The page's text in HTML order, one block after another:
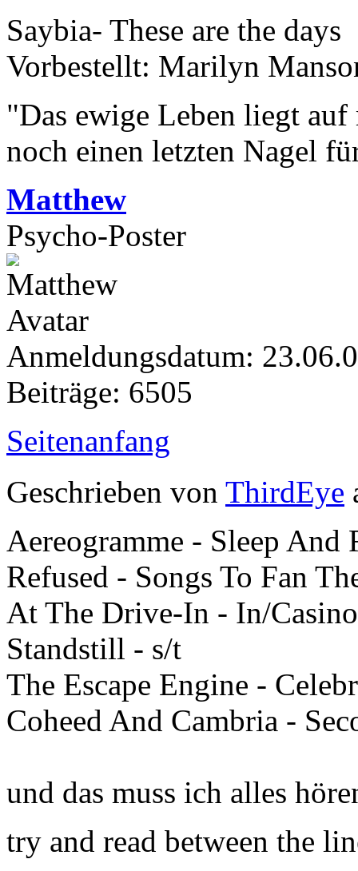
Saybia- These are the days
Vorbestellt: Marilyn
"Das ewige Leben liegt
noch einen letzten Nagel
Matthew
Psycho-Poster
Anmeldungsdatum:
Beiträge: 6505
Seitenanfang
Geschrieben von ThirdEye
Aereogramme - Sleep And
Refused - Songs To Fan
At The Drive-In - In/
Standstill - s/t
The Escape Engine -
Coheed And Cambria -
und das muss ich alles
try and read between the